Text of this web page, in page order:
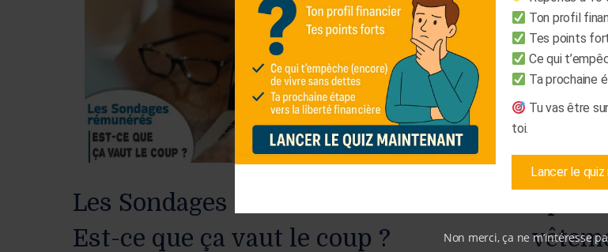
Les Sondages rémunérés sur Internet :
Est-ce que ça vaut le coup ?
Ton profil
Tes points
Ce qui
Ta prochaine
Tu vas être
toi.
Lancer le
Non merci, ça ne m’intéresse